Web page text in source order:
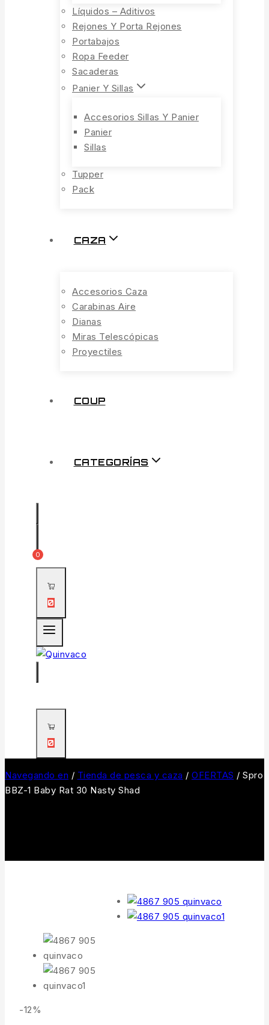
Líquidos – Aditivos
Rejones Y Porta Rejones
Portabajos
Ropa Feeder
Sacaderas
Panier Y Sillas
Accesorios Sillas Y Panier
Panier
Sillas
Tupper
Pack
CAZA
Accesorios Caza
Carabinas Aire
Dianas
Miras Telescópicas
Proyectiles
COUP
CATEGORÍAS
0
0
0
Navegando en / Tienda de pesca y caza / OFERTAS / Spro
BBZ-1 Baby Rat 30 Nasty Shad
-12%